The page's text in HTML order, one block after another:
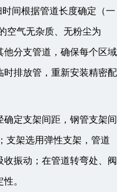
间根据管道长度确定（一
空气无杂质、无粉尘为
他分支管道，确保每个区域
排放管，重新安装精密配
定支架间距，钢管支架间
支架选用弹性支架，管道
振动；在管道转弯处、阀
。